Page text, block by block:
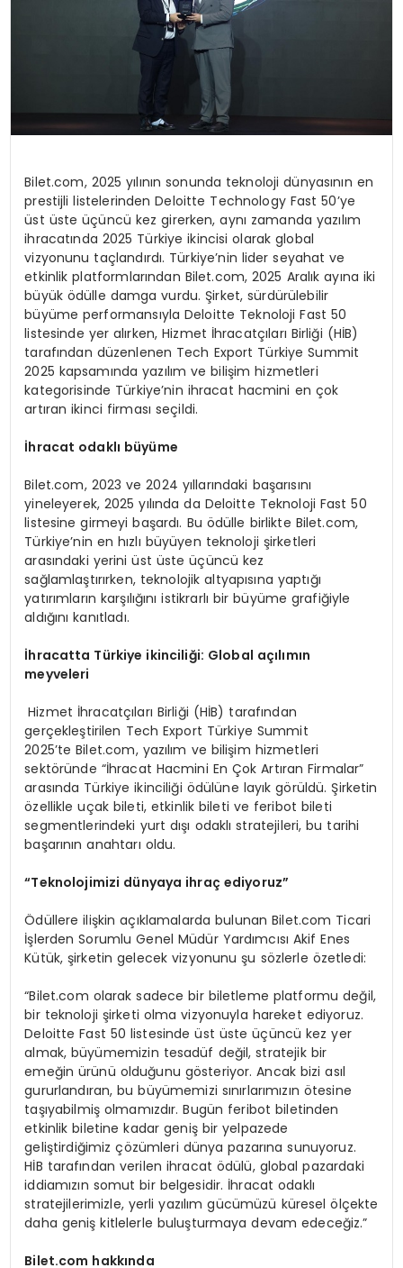
Bilet.com, 2025 yılının sonunda teknoloji dünyasının en
prestijli listelerinden Deloitte Technology Fast 50’ye
üst üste üçüncü kez girerken, aynı zamanda yazılım
ihracatında 2025 Türkiye ikincisi olarak global
vizyonunu taçlandırdı. Türkiye’nin lider seyahat ve
etkinlik platformlarından Bilet.com, 2025 Aralık ayına iki
büyük ödülle damga vurdu. Şirket, sürdürülebilir
büyüme performansıyla Deloitte Teknoloji Fast 50
listesinde yer alırken, Hizmet İhracatçıları Birliği (HİB)
tarafından düzenlenen Tech Export Türkiye Summit
2025 kapsamında yazılım ve bilişim hizmetleri
kategorisinde Türkiye’nin ihracat hacmini en çok
artıran ikinci firması seçildi.
İhracat odaklı büyüme
Bilet.com, 2023 ve 2024 yıllarındaki başarısını
yineleyerek, 2025 yılında da Deloitte Teknoloji Fast 50
listesine girmeyi başardı. Bu ödülle birlikte Bilet.com,
Türkiye’nin en hızlı büyüyen teknoloji şirketleri
arasındaki yerini üst üste üçüncü kez
sağlamlaştırırken, teknolojik altyapısına yaptığı
yatırımların karşılığını istikrarlı bir büyüme grafiğiyle
aldığını kanıtladı.
İhracatta Türkiye ikinciliği: Global açılımın
meyveleri
Hizmet İhracatçıları Birliği (HİB) tarafından
gerçekleştirilen Tech Export Türkiye Summit
2025’te Bilet.com, yazılım ve bilişim hizmetleri
sektöründe “İhracat Hacmini En Çok Artıran Firmalar”
arasında Türkiye ikinciliği ödülüne layık görüldü. Şirketin
özellikle uçak bileti, etkinlik bileti ve feribot bileti
segmentlerindeki yurt dışı odaklı stratejileri, bu tarihi
başarının anahtarı oldu.
“Teknolojimizi dünyaya ihraç ediyoruz”
Ödüllere ilişkin açıklamalarda bulunan Bilet.com Ticari
İşlerden Sorumlu Genel Müdür Yardımcısı Akif Enes
Kütük, şirketin gelecek vizyonunu şu sözlerle özetledi:
“Bilet.com olarak sadece bir biletleme platformu değil,
bir teknoloji şirketi olma vizyonuyla hareket ediyoruz.
Deloitte Fast 50 listesinde üst üste üçüncü kez yer
almak, büyümemizin tesadüf değil, stratejik bir
emeğin ürünü olduğunu gösteriyor. Ancak bizi asıl
gururlandıran, bu büyümemizi sınırlarımızın ötesine
taşıyabilmiş olmamızdır. Bugün feribot biletinden
etkinlik biletine kadar geniş bir yelpazede
geliştirdiğimiz çözümleri dünya pazarına sunuyoruz.
HİB tarafından verilen ihracat ödülü, global pazardaki
iddiamızın somut bir belgesidir. İhracat odaklı
stratejilerimizle, yerli yazılım gücümüzü küresel ölçekte
daha geniş kitlelerle buluşturmaya devam edeceğiz.”
Bilet.com hakkında